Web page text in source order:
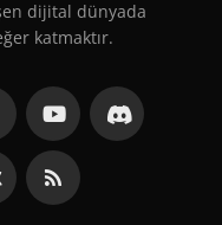
dijital dünyada
katmaktır.